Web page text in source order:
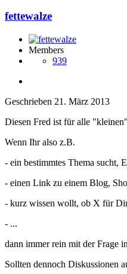
fettewalze
Members
939
Geschrieben 21. März 2013
Diesen Fred ist für alle
Wenn Ihr also z.B.
- ein bestimmtes Thema sucht,
- einen Link zu einem Blog,
- kurz wissen wollt, ob X für
- ...
dann immer rein mit der Frage
Sollten dennoch Diskussionen